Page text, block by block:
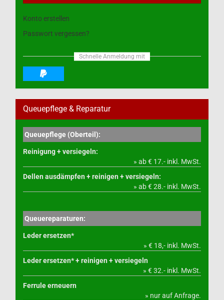
Konto erstellen
Passwort vergessen?
Schnelle Anmeldung mit
Queuepflege & Reparatur
Queuepflege (Oberteil):
Reinigung + versiegeln:
» ab € 17.- inkl. MwSt.
Dellen ausdämpfen + reinigen + versiegeln:
» ab € 28.- inkl. MwSt.
Queuereparaturen:
Leder ersetzen*
» € 18,- inkl. MwSt.
Leder ersetzen* + reinigen + versiegeln
» € 32.- inkl. MwSt.
Ferrule erneuern
» nur auf Anfrage.